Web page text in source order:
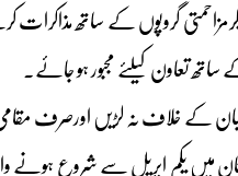
گروپوں کے ساتھ
تعاون کیلئے مجبور ہو جائے۔
کے خلاف نہ لڑیں اورصرف
میں یکم اپریل سے شروع ہونے